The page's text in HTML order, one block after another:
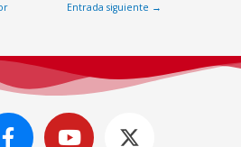
Entrada siguiente →